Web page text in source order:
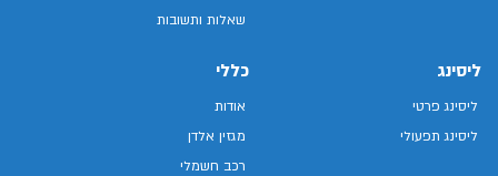
שאלות ותשובות
ליסינג
ליסינג פרטי
ליסינג תפעולי
כללי
אודות
מגזין אלדן
רכב חשמלי